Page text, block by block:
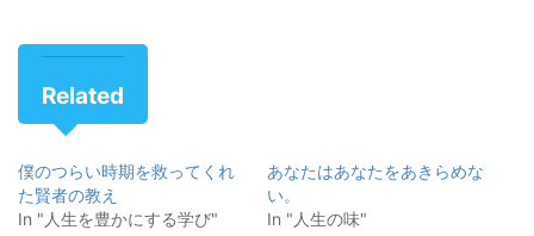
Related
僕のつらい時期を救ってくれ
た賢者の教え
In "人生を豊かにする学び"
あなたはあなたをあきらめな
い。
In "人生の味"